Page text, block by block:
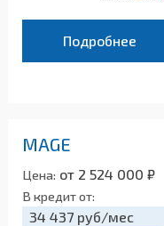
Подробнее
MAGE
Цена: от 2 524 000 ₽
В кредит от:
34 437 руб/мес